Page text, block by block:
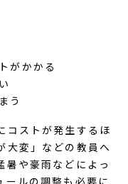
がかかる
う
コストが発生するほ
大変」などの教員へ
暑や豪雨などによっ